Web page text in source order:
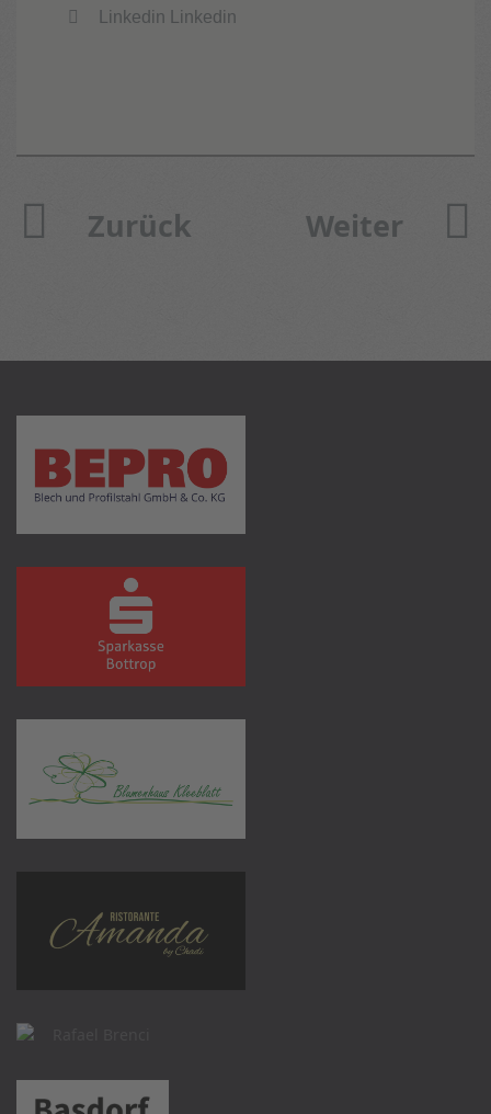
Linkedin Linkedin
Vorheriger Beitrag: Zweite
Zurück Nächster
Weiter